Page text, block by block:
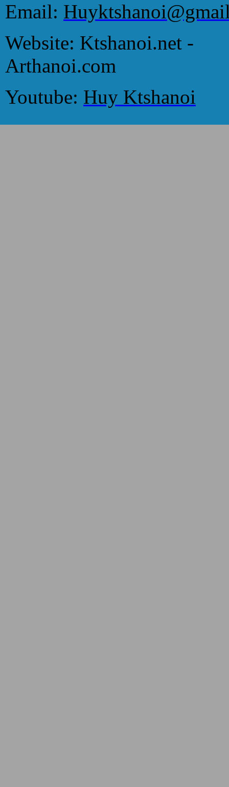
Email:
Website: Ktshanoi.net -
Arthanoi.com
Youtube: Huy Ktshanoi